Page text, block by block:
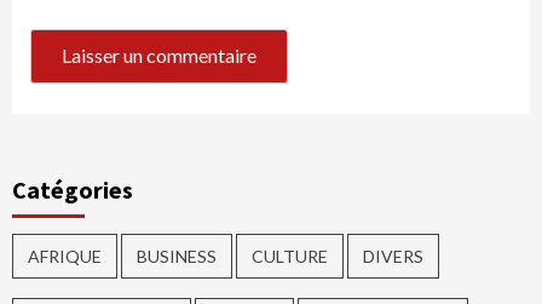
Catégories
AFRIQUE BUSINESS CULTURE DIVERS